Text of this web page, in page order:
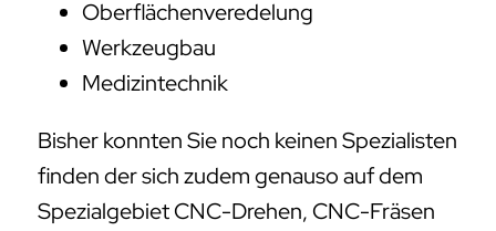
Oberflächenveredelung
Werkzeugbau
Medizintechnik
Bisher konnten Sie noch keinen Spezialisten
finden der sich zudem genauso auf dem
Spezialgebiet CNC-Drehen, CNC-Fräsen